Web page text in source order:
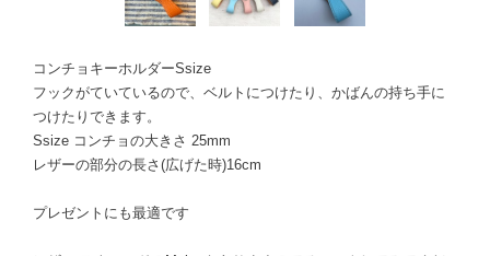
コンチョキーホルダーSsize
フックがていているので、ベルトにつけたり、かばんの持ち手に
つけたりできます。
Ssize コンチョの大きさ 25mm
レザーの部分の長さ(広げた時)16cm
プレゼントにも最適です